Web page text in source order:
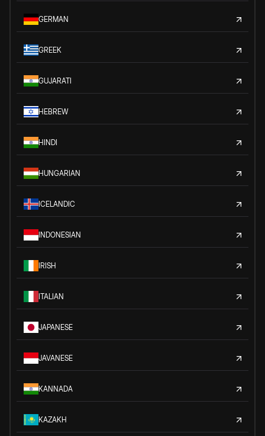
GERMAN
GREEK
GUJARATI
HEBREW
HINDI
HUNGARIAN
ICELANDIC
INDONESIAN
IRISH
ITALIAN
JAPANESE
JAVANESE
KANNADA
KAZAKH